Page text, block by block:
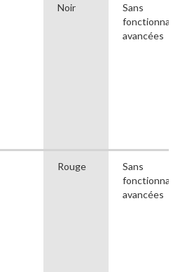
Noir
Sans
avancées
Rouge
Sans
avancées